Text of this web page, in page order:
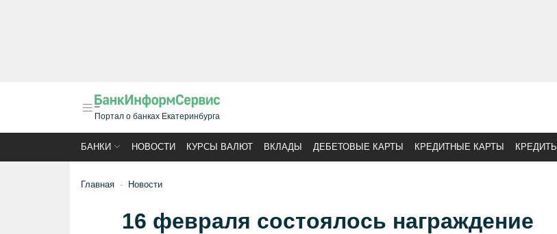
Портал о банках Екатеринбурга
БАНКИ НОВОСТИ КУРСЫ ВАЛЮТ ВКЛАДЫ ДЕБЕТОВЫЕ КАРТЫ КРЕДИТНЫЕ КАРТЫ КРЕДИТЫ
Главная Новости
16 февраля состоялось награждение